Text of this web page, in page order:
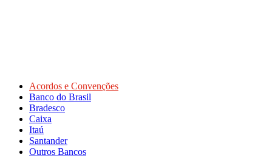
Acordos e Convenções
Banco do Brasil
Bradesco
Caixa
Itaú
Santander
Outros Bancos